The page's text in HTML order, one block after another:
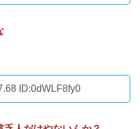
ID:0dWLF8fy0